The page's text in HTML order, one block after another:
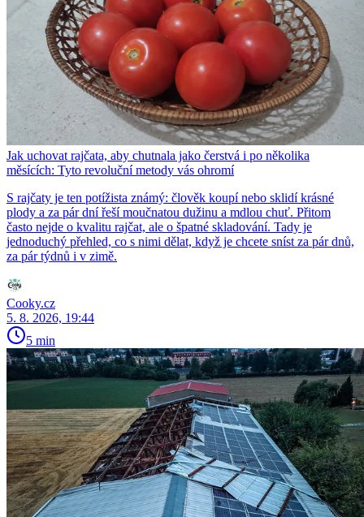
Jak uchovat rajčata, aby chutnala jako čerstvá i po několika
měsících: Tyto revoluční metody vás ohromí
S rajčaty je ten potížista známý: člověk koupí nebo sklidí krásné
plody a za pár dní řeší moučnatou dužinu a mdlou chuť. Přitom
často nejde o kvalitu rajčat, ale o špatné skladování. Tady je
jednoduchý přehled, co s nimi dělat, když je chcete sníst za pár dnů,
za pár týdnů i v zimě.
Cooky.cz
5. 8. 2026, 19:44
5 min